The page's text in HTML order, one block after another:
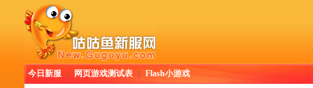
今日新服 网页游戏测试表 Flash小游戏